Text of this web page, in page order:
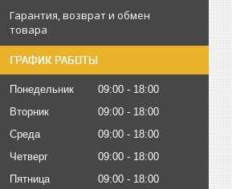
Гарантия, возврат и обмен
товара
ГРАФИК РАБОТЫ
Понедельник 09:00
18:00
Вторник
09:00
18:00
Среда
09:00
18:00
Четверг
09:00
18:00
Пятница
09:00
18:00